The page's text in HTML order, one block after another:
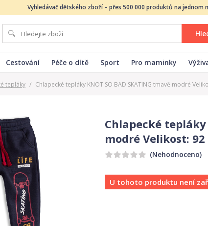
Vyhledávač dětského zboží – přes 500 000 produktů na jednom
Cestování Péče o dítě Sport Pro maminky
tepláky / Chlapecké tepláky KNOT SO BAD SKATING tmavě modré
Chlapecké tepláky
modré Velikost: 92
(Nehodnoceno)
U tohoto produktu není